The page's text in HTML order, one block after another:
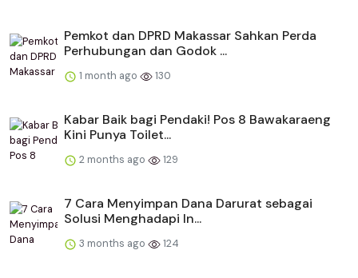
Pemkot dan DPRD Makassar Sahkan Perda
Perhubungan dan Godok ...
1 month ago 130
Kabar Baik bagi Pendaki! Pos 8 Bawakaraeng
Kini Punya Toilet...
2 months ago 129
​​7 Cara Menyimpan Dana Darurat sebagai
Solusi Menghadapi In...
3 months ago 124